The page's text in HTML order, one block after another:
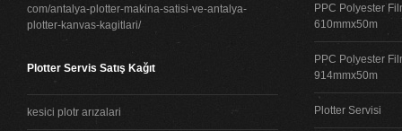
com/antalya-plotter-makina-satisi-ve-antalya-
plotter-kanvas-kagitlari/
Plotter Servis Satış Kağıt
kesici plotr arızalari
PPC Polyester
610mmx50m
PPC Polyester
914mmx50m
Plotter Servisi